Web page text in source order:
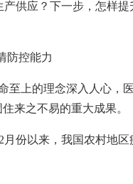
供应？下一步，怎样
防控能力
至上的理念深入人心，
来之不易的重大成果。
月份以来，我国农村地